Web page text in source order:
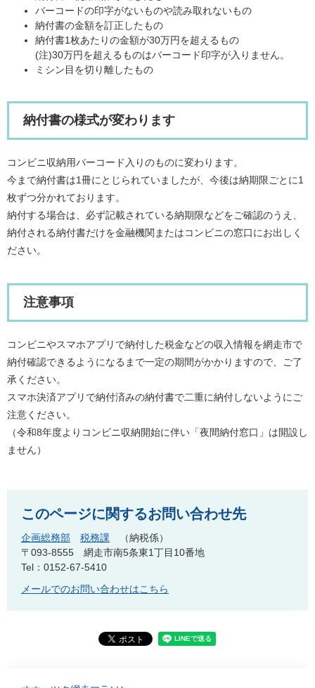
バーコードの印字がないものや読み取れないもの
納付書の金額を訂正したもの
納付書1枚あたりの金額が30万円を超えるもの
(注)30万円を超えるものはバーコード印字が入りません。
ミシン目を切り離したもの
納付書の様式が変わります
コンビニ収納用バーコード入りのものに変わります。
今まで納付書は1冊にとじられていましたが、今後は納期限ごとに1
枚ずつ分かれております。
納付する場合は、必ず記載されている納期限などをご確認のうえ、
納付される納付書だけを金融機関またはコンビニの窓口にお出しく
ださい。
注意事項
コンビニやスマホアプリで納付した税金などの収入情報を網走市で
納付確認できるようになるまで一定の期間がかかりますので、ご了
承ください。
スマホ決済アプリで納付済みの納付書で二重に納付しないようにご
注意ください。
（令和8年度よりコンビニ収納開始に伴い「夜間納付窓口」は開設し
ません）
このページに関するお問い合わせ先
企画総務部 税務課
納税係
〒093-8555
網走市南5条東1丁目10番地
Tel：0152-67-5410
メールでのお問い合わせはこちら